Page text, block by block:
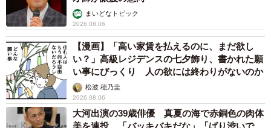
まいどなトピック
2026.08.06
【漫画】「高い家賃を払えるのに、まだ欲し
い？」高級レジデンスの七夕飾り、書かれた願
い事にびっくり 人の欲には終わりがないのか
松波 穂乃圭
2026.08.06
大河出演の39歳俳優 真夏の海で赤銅色の肉体
美を連投 「バッキバキだな」「ばり渋いで